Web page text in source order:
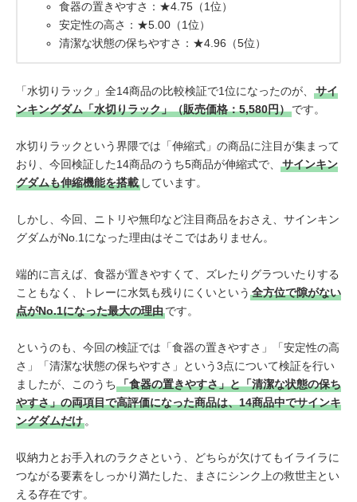
食器の置きやすさ：★4.75（1位）
安定性の高さ：★5.00（1位）
清潔な状態の保ちやすさ：★4.96（5位）
「水切りラック」全14商品の比較検証で1位になったのが、
サイ
ンキングダム「水切りラック」（販売価格：5,580円）です。
水切りラックという界隈では「伸縮式」の商品に注目が集まって
おり、今回検証した14商品のうち5商品が伸縮式で、
サインキン
グダムも伸縮機能を搭載 しています。
しかし、今回、ニトリや無印など注目商品をおさえ、サインキン
グダムがNo.1になった理由はそこではありません。
端的に言えば、食器が置きやすくて、ズレたりグラついたりする
こともなく、トレーに水気も残りにくいという 全方位で隙がない
点がNo.1になった最大の理由です。
というのも、今回の検証では「食器の置きやすさ」「安定性の高
さ」「清潔な状態の保ちやすさ」という3点について検証を行い
ましたが、このうち「食器の置きやすさ」と「清潔な状態の保ち
やすさ」の両項目で高評価になった商品は、14商品中でサインキ
ングダムだけ。
収納力とお手入れのラクさという、どちらが欠けてもイライラに
つながる要素をしっかり満たした、まさにシンク上の救世主とい
える存在です。